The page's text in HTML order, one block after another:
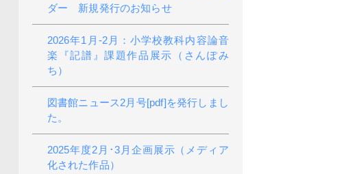
ダー 新規発行のお知らせ
2026年1月-2月：小学校教科内容論音
楽『記譜』課題作品展示（さんぽみ
ち）
図書館ニュース2月号[pdf]を発行しまし
た。
2025年度2月･3月企画展示（メディア
化された作品）